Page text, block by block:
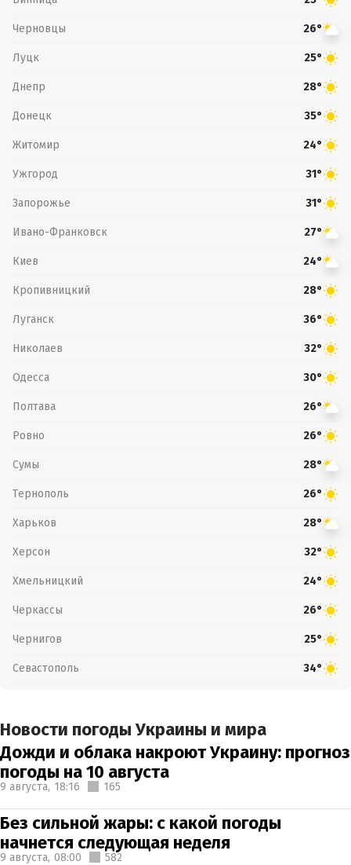
Черновцы 26°
Луцк 25°
Днепр 28°
Донецк 35°
Житомир 24°
Ужгород 31°
Запорожье 31°
Ивано-Франковск 27°
Киев 24°
Кропивницкий 28°
Луганск 36°
Николаев 32°
Одесса 30°
Полтава 26°
Ровно 26°
Сумы 28°
Тернополь 26°
Харьков 28°
Херсон 32°
Хмельницкий 24°
Черкассы 26°
Чернигов 25°
Севастополь 34°
Новости погоды Украины и мира
Дожди и облака накроют Украину: прогноз
погоды на 10 августа
9 августа, 18:16 165
Без сильной жары: с какой погоды
начнется следующая неделя
9 августа, 08:00 582